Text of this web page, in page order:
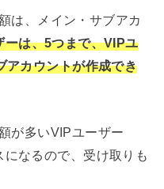
は、メイン・サブアカ
ーは、5つまで、VIPユ
アカウントが作成でき
が多いVIPユーザー
なるので、受け取りも